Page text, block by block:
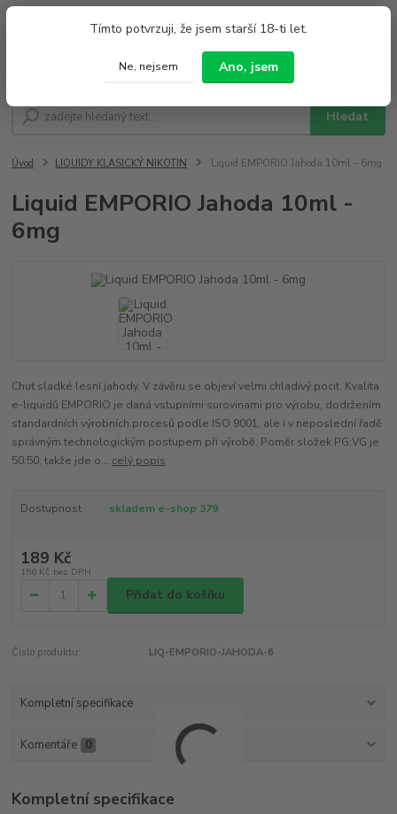
Tímto potvrzuji, že jsem starší 18-ti let.
Ne, nejsem Ano, jsem
Hledat
Po - Pá 9:00 - 19:00 So 9:00 - 14:00
Úvod LIQUIDY KLASICKÝ NIKOTIN Liquid EMPORIO Jahoda 10ml - 6mg
Liquid EMPORIO Jahoda 10ml -
6mg
Chuť sladké lesní jahody. V závěru se objeví velmi chladivý pocit. Kvalita
e-liquidů EMPORIO je daná vstupními surovinami pro výrobu, dodržením
standardních výrobních procesů podle ISO 9001, ale i v neposlední řadě
správným technologickým postupem při výrobě. Poměr složek PG:VG je
50:50, takže jde o... celý popis
Dostupnost skladem e-shop 379
189 Kč
156 Kč bez DPH
Přidat do košíku
Číslo produktu: LIQ-EMPORIO-JAHODA-6
Kompletní specifikace
Komentáře 0
Kompletní specifikace